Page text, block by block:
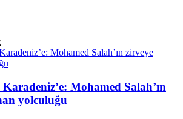
Mohamed Salah’ın
yolculuğu